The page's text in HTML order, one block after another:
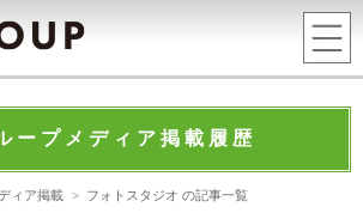
ープメディア掲載履歴
ィア掲載 > フォトスタジオ の記事一覧